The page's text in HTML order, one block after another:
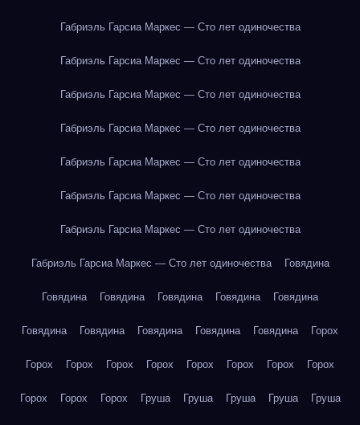
Габриэль Гарсиа Маркес — Сто лет одиночества
Габриэль Гарсиа Маркес — Сто лет одиночества
Габриэль Гарсиа Маркес — Сто лет одиночества
Габриэль Гарсиа Маркес — Сто лет одиночества
Габриэль Гарсиа Маркес — Сто лет одиночества
Габриэль Гарсиа Маркес — Сто лет одиночества
Габриэль Гарсиа Маркес — Сто лет одиночества
Габриэль Гарсиа Маркес — Сто лет одиночества Говядина
Говядина Говядина Говядина Говядина Говядина
Говядина Говядина Говядина Говядина Говядина Горох
Горох Горох Горох Горох Горох Горох Горох Горох
Горох Горох Горох Груша Груша Груша Груша Груша